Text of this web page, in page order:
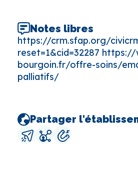
Notes libres
https://crm.sfap.org/
reset=1&cid=32287 https://
bourgoin.fr/offre-soins/
palliatifs/
Partager